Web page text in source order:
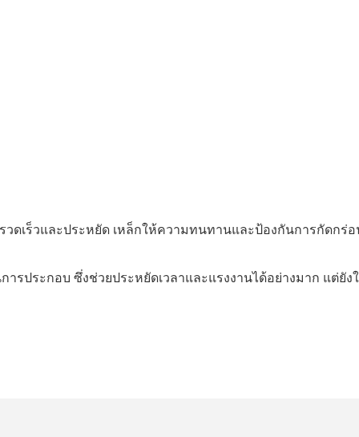
ดเร็วและประหยัด เหล็กให้ความทนทานและป้องกันการกัดกร่
รประกอบ ซึ่งช่วยประหยัดเวลาและแรงงานได้อย่างมาก แต่ยั